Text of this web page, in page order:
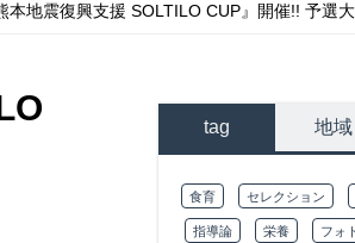
本地震復興支援 SOLTILO CUP』開催!! 予選
tag 地域
食育 セレクション
指導論 栄養 フォ